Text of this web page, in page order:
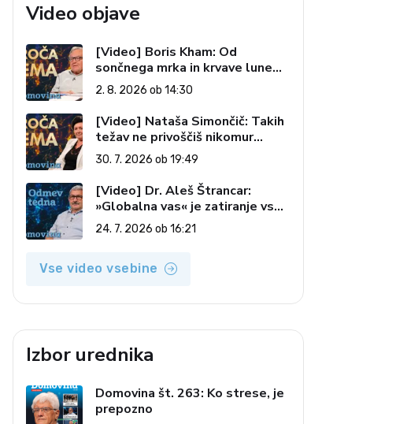
Video objave
[Video] Boris Kham: Od
sončnega mrka in krvave lune
do slovenskih pečatov v vesolju
(Vroča tema, 2. 8. 2026)
2. 8. 2026 ob 14:30
[Video] Nataša Simončič: Takih
težav ne privoščiš nikomur
(Vroča tema, 30. 7. 2026)
30. 7. 2026 ob 19:49
[Video] Dr. Aleš Štrancar:
»Globalna vas« je zatiranje vseh
(Odmev tedna, 24. 7. 2026)
24. 7. 2026 ob 16:21
Vse video vsebine
Izbor urednika
Domovina št. 263: Ko strese, je
prepozno